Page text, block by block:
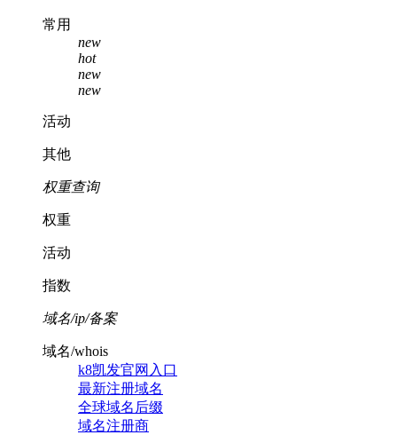
常用
new
hot
new
new
活动
其他
权重查询
权重
活动
指数
域名/ip/备案
域名/whois
k8凯发官网入口
最新注册域名
全球域名后缀
域名注册商